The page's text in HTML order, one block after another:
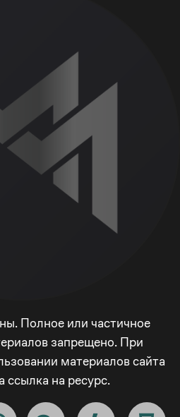
Полное или частичное
запрещено. При
материалов сайта
ссылка на ресурс.